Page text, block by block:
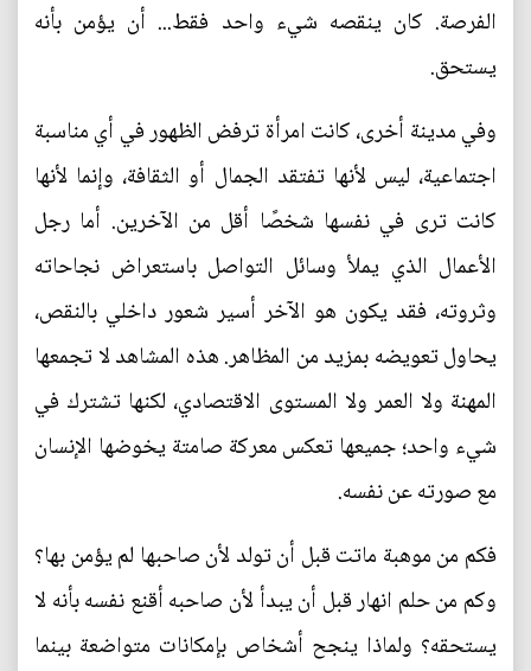
الفرصة. كان ينقصه شيء واحد فقط... أن يؤمن بأنه
يستحق.
وفي مدينة أخرى، كانت امرأة ترفض الظهور في أي مناسبة
اجتماعية، ليس لأنها تفتقد الجمال أو الثقافة، وإنما لأنها
كانت ترى في نفسها شخصًا أقل من الآخرين. أما رجل
الأعمال الذي يملأ وسائل التواصل باستعراض نجاحاته
وثروته، فقد يكون هو الآخر أسير شعور داخلي بالنقص،
يحاول تعويضه بمزيد من المظاهر. هذه المشاهد لا تجمعها
المهنة ولا العمر ولا المستوى الاقتصادي، لكنها تشترك في
شيء واحد؛ جميعها تعكس معركة صامتة يخوضها الإنسان
مع صورته عن نفسه.
فكم من موهبة ماتت قبل أن تولد لأن صاحبها لم يؤمن بها؟
وكم من حلم انهار قبل أن يبدأ لأن صاحبه أقنع نفسه بأنه لا
يستحقه؟ ولماذا ينجح أشخاص بإمكانات متواضعة بينما